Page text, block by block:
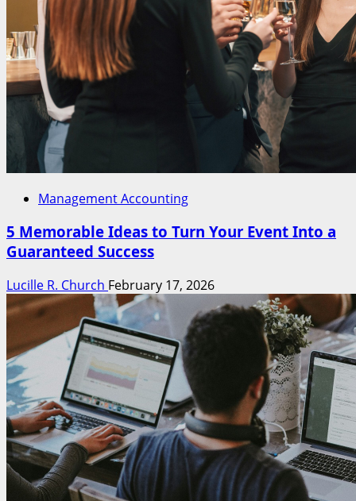
Management Accounting
5 Memorable Ideas to Turn Your Event Into a
Guaranteed Success
Lucille R. Church February 17, 2026